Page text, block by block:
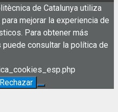
de Catalunya utiliza
mejorar la experiencia de
Para obtener más
consultar la política de
Rechazar